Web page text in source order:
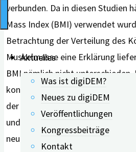
Aktuelles
Was ist digiDEM?
Neues zu digiDEM
Veröffentlichungen
Kongressbeiträge
Kontakt
verbunden. Da in diesen Studien
Mass Index (BMI) verwendet
Betrachtung der Verteilung des
Muskelmasse eine Erklärung
BMI nämlich nicht unterschieden.
konzentrierten sich die
der Fett- und
und deren Einfluss auf die
neurodegenerativer Erkrankungen